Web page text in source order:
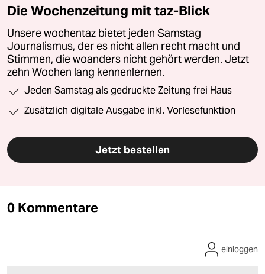
Die Wochenzeitung mit taz-Blick
Unsere wochentaz bietet jeden Samstag
Journalismus, der es nicht allen recht macht und
Stimmen, die woanders nicht gehört werden. Jetzt
zehn Wochen lang kennenlernen.
Jeden Samstag als gedruckte Zeitung frei Haus
Zusätzlich digitale Ausgabe inkl. Vorlesefunktion
Jetzt bestellen
0 Kommentare
einloggen